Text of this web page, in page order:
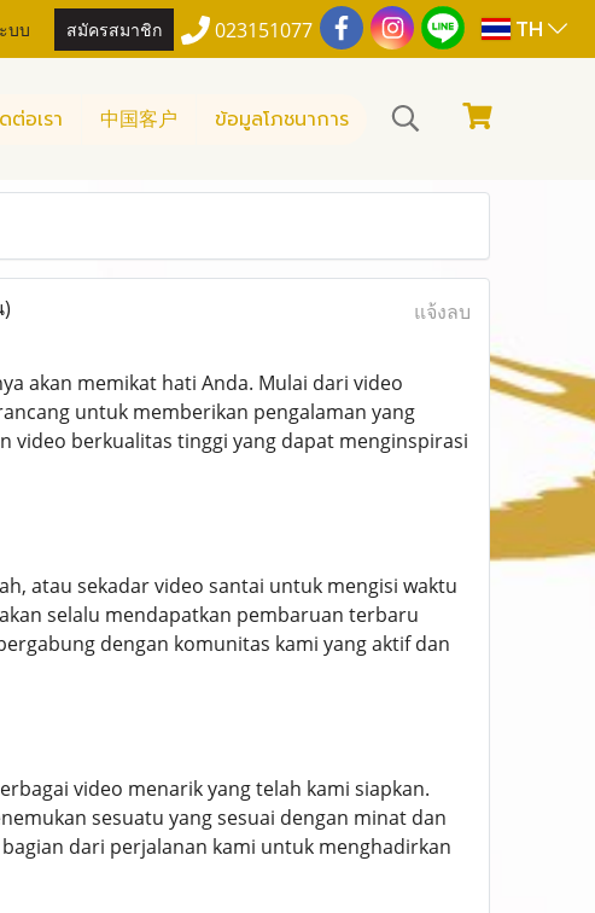
บบ สมัครสมาชิก 023151077 TH
ต่อเรา 中国客户 ข้อมูลโภชนาการ
แจ้งลบ
akan memikat hati Anda. Mulai dari video
untuk memberikan pengalaman yang
video berkualitas tinggi yang dapat menginspirasi
atau sekadar video santai untuk mengisi waktu
selalu mendapatkan pembaruan terbaru
dengan komunitas kami yang aktif dan
video menarik yang telah kami siapkan.
sesuatu yang sesuai dengan minat dan
dari perjalanan kami untuk menghadirkan